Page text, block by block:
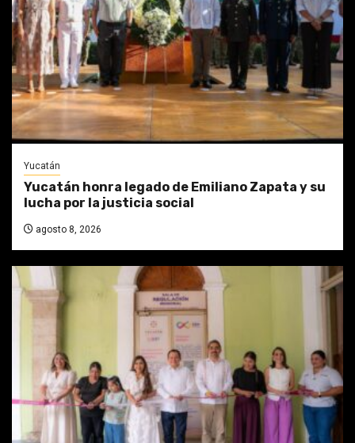
Yucatán
Yucatán honra legado de Emiliano Zapata y su
lucha por la justicia social
agosto 8, 2026